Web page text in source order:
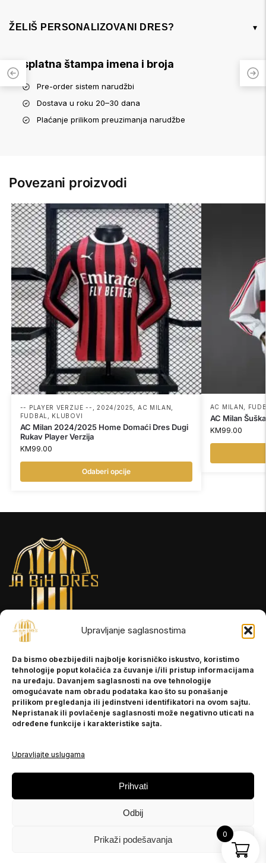
Upravljanje saglasnostima
Da bismo obezbijedili najbolje korisničko iskustvo, koristimo
tehnologije poput kolačića za čuvanje i/ili pristup informacijama
na uređaju. Davanjem saglasnosti na ove tehnologije
omogućavate nam obradu podataka kao što su ponašanje
prilikom pregledanja ili jedinstveni identifikatori na ovom sajtu.
Nepristanak ili povlačenje saglasnosti može negativno uticati na
određene funkcije i karakteristike sajta.
Upravljajte uslugama
Prihvati
Odbij
Prikaži podešavanja
ŽELIŠ PERSONALIZOVANI DRES? ▾
Besplatna štampa imena i broja
Pre-order sistem narudžbi
Dostava u roku 20–30 dana
Plaćanje prilikom preuzimanja narudžbe
Povezani proizvodi
-- PLAYER VERZIJE -- ,2024/2025 AC MILAN
FUDBAL
KLUBOVI
AC Milan 2024/2025 Home Domaći Dres Dugi
Rukav Player Verzija
KM99.00
Odaberi opcije
AC MILAN
AC Milan
KM99.00
INFORMACIJE
O nama
Kontakt
POMOĆ
Politika privatnosti
PRATITE NAS
Instagram
0